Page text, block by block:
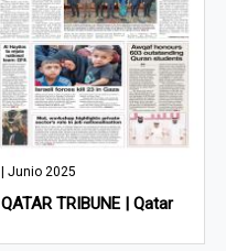
| Junio 2025
QATAR TRIBUNE | Qatar